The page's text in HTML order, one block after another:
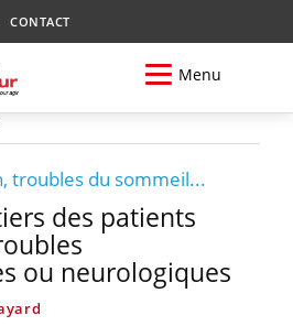
CONTACT
Menu
troubles du sommeil...
des patients
ou neurologiques